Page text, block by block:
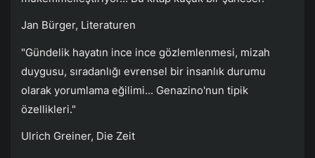
Jan Bürger, Literaturen
"Gündelik hayatın ince ince gözlemlenmesi, mizah
duygusu, sıradanlığı evrensel bir insanlık durumu
olarak yorumlama eğilimi... Genazino'nun tipik
özellikleri."
Ulrich Greiner, Die Zeit